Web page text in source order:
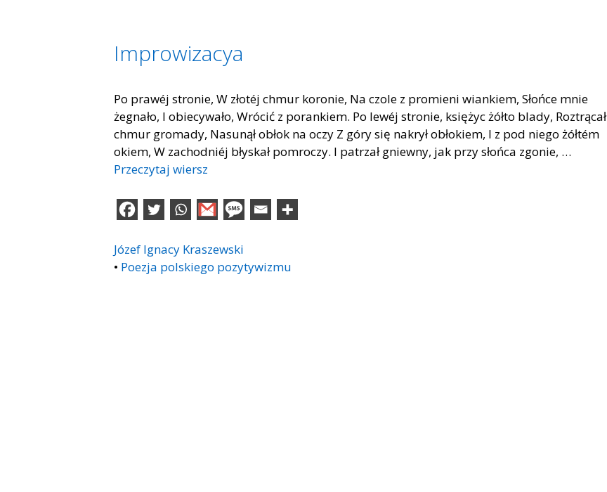
Improwizacya
Po prawéj stronie, W złotéj chmur koronie, Na czole z promieni wiankiem, Słońce mnie
żegnało, I obiecywało, Wrócić z porankiem. Po lewéj stronie, księżyc żółto blady, Roztrącał
chmur gromady, Nasunął obłok na oczy Z góry się nakrył obłokiem, I z pod niego żółtém
okiem, W zachodniéj błyskał pomroczy. I patrzał gniewny, jak przy słońca zgonie, …
Przeczytaj wiersz
Józef Ignacy Kraszewski
• Poezja polskiego pozytywizmu